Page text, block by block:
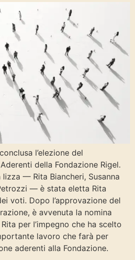
l’elezione del
della Fondazione Rigel.
— Rita Biancheri, Susanna
— è stata eletta Rita
voti. Dopo l’approvazione del
è avvenuta la nomina
per l’impegno che ha scelto
lavoro che farà per
aderenti alla Fondazione.